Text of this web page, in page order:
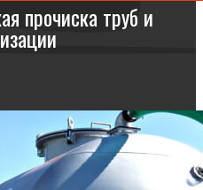
прочиска труб и